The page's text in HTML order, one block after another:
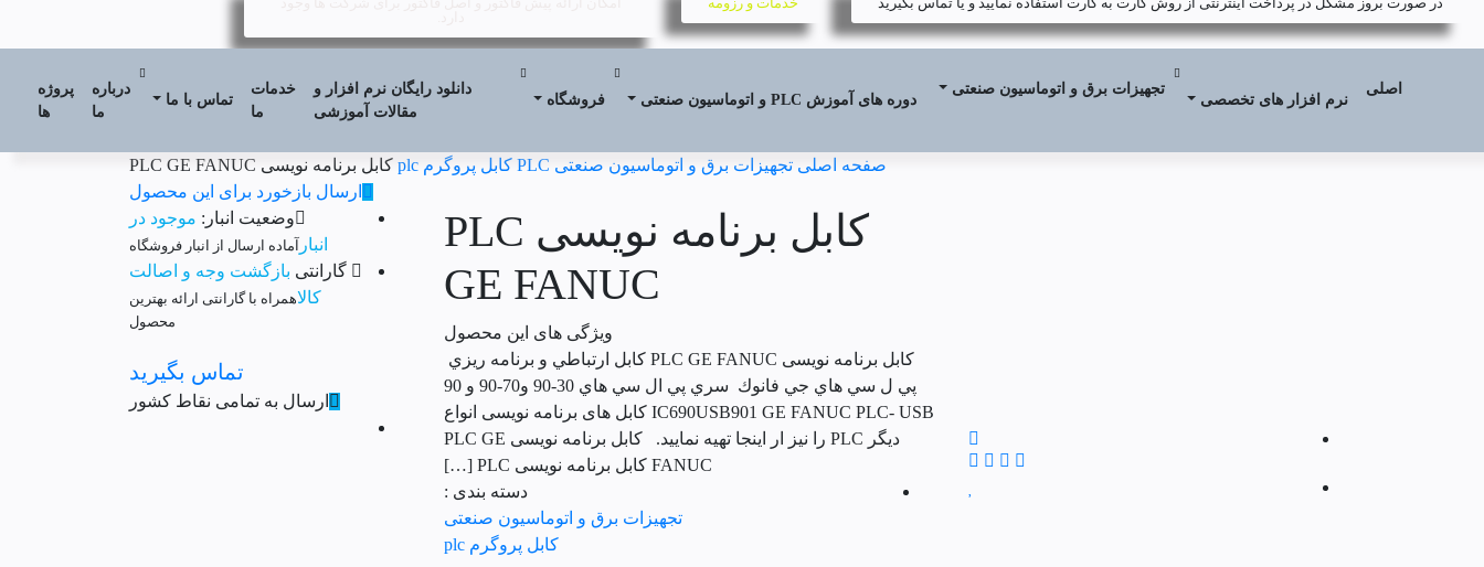
اصلی
نرم افزار های تخصصی
تجهیزات برق و اتوماسیون صنعتی
دوره های آموزش PLC و اتوماسیون صنعتی فروشگاه
دانلود رایگان نرم افزار و
مقالات آموزشی
خدمات
ما
تماس با ما
درباره
ما
پروژه
ها
صفحه اصلی تجهیزات برق و اتوماسیون صنعتی PLC کابل پروگرم plc
کابل برنامه نویسی PLC GE FANUC
ارسال بازخورد برای این محصول
کابل برنامه نویسی PLC
GE FANUC
ویژگی های این محصول
کابل برنامه نویسی PLC GE FANUC كابل ارتباطي و برنامه ريزي
پي ل سي هاي جي فانوك سري پي ال سي هاي 30-90 و70-90 و 90
IC690USB901 GE FANUC PLC- USB کابل های برنامه نویسی انواع
دیگر PLC را نیز ار اینجا تهیه نمایید. کابل برنامه نویسی PLC GE
FANUC کابل برنامه نویسی PLC […]
دسته بندی :
تجهیزات برق و اتوماسیون صنعتی
کابل پروگرم plc
وضعیت انبار: موجود در
انبار
آماده ارسال از انبار فروشگاه
گارانتی بازگشت وجه و اصالت
کالاهمراه با گارانتی ارائه بهترین
محصول
تماس بگیرید
ارسال به تمامی نقاط کشور